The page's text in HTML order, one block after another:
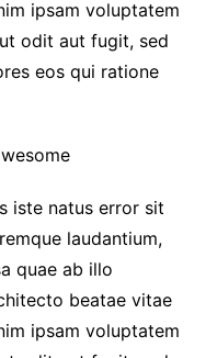
ipsam voluptatem
odit aut fugit, sed
eos qui ratione
iste natus error sit
laudantium,
quae ab illo
beatae vitae
ipsam voluptatem